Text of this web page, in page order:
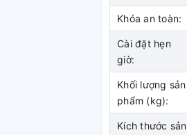
Khóa an toàn:
Cài đặt hẹn
giờ:
Khối lượng sản
phẩm (kg):
Kích thước sản